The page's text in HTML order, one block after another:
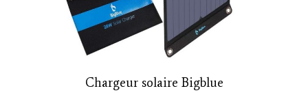
Chargeur solaire Bigblue